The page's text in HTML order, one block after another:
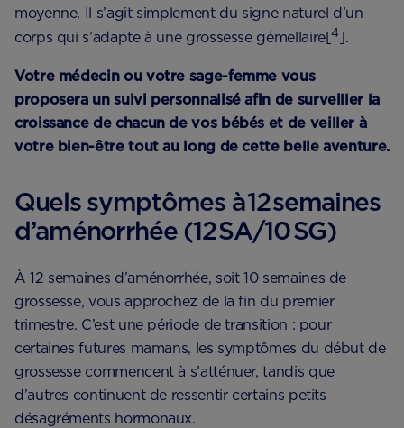
moyenne. Il s’agit simplement du signe naturel d’un
corps qui s’adapte à une grossesse gémellaire[4].
Votre médecin ou votre sage-femme vous
proposera un suivi personnalisé afin de surveiller la
croissance de chacun de vos bébés et de veiller à
votre bien-être tout au long de cette belle aventure.
Quels symptômes à 12 semaines
d’aménorrhée (12 SA/10 SG)
À 12 semaines d’aménorrhée, soit 10 semaines de
grossesse, vous approchez de la fin du premier
trimestre. C’est une période de transition : pour
certaines futures mamans, les symptômes du début de
grossesse commencent à s’atténuer, tandis que
d’autres continuent de ressentir certains petits
désagréments hormonaux.